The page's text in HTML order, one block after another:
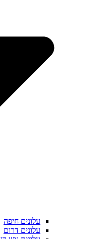
עלונים חיפה
עלונים דרום